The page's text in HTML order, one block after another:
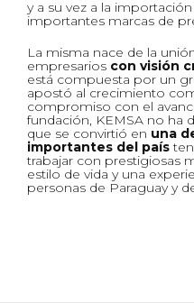
y a su vez a la
importantes marcas de
La misma nace de la
empresarios con visión
está compuesta por un
apostó al crecimiento
compromiso con el
fundación, KEMSA no ha
que se convirtió en una
importantes del país
trabajar con prestigiosas
estilo de vida y una
personas de Paraguay y